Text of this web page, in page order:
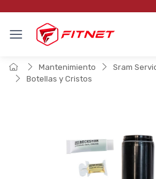
Mantenimiento Sram
Botellas y Cristos